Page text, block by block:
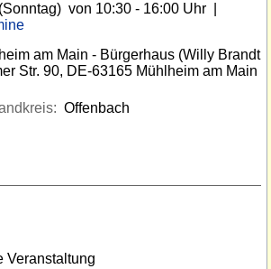
von 10:30 - 16:00 Uhr
am Main - Bürgerhaus (Willy Brandt
Str. 90, DE-63165 Mühlheim am Main
Offenbach
Veranstaltung